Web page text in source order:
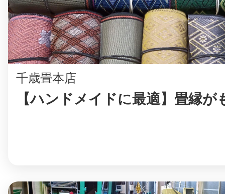
千歳畳本店
【ハンドメイドに最適】畳縁が
八女
日立